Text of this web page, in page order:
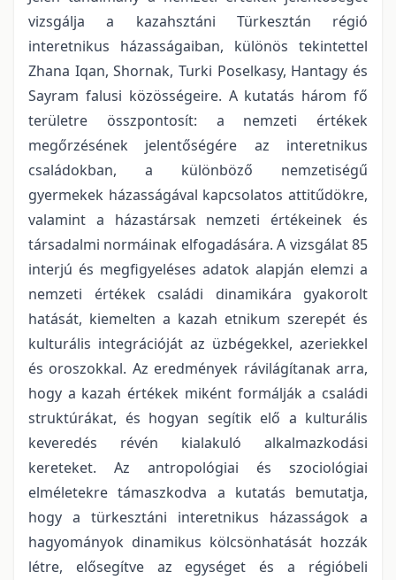
vizsgálja a kazahsztáni Türkesztán régió
interetnikus házasságaiban, különös tekintettel
Zhana Iqan, Shornak, Turki Poselkasy, Hantagy és
Sayram falusi közösségeire. A kutatás három fő
területre összpontosít: a nemzeti értékek
megőrzésének jelentőségére az interetnikus
családokban, a különböző nemzetiségű
gyermekek házasságával kapcsolatos attitűdökre,
valamint a házastársak nemzeti értékeinek és
társadalmi normáinak elfogadására. A vizsgálat 85
interjú és megfigyeléses adatok alapján elemzi a
nemzeti értékek családi dinamikára gyakorolt
hatását, kiemelten a kazah etnikum szerepét és
kulturális integrációját az üzbégekkel, azeriekkel
és oroszokkal. Az eredmények rávilágítanak arra,
hogy a kazah értékek miként formálják a családi
struktúrákat, és hogyan segítik elő a kulturális
keveredés révén kialakuló alkalmazkodási
kereteket. Az antropológiai és szociológiai
elméletekre támaszkodva a kutatás bemutatja,
hogy a türkesztáni interetnikus házasságok a
hagyományok dinamikus kölcsönhatását hozzák
létre, elősegítve az egységet és a régióbeli